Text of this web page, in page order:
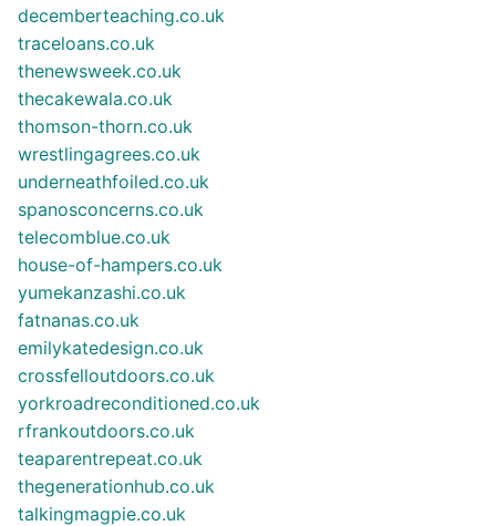
decemberteaching.co.uk
traceloans.co.uk
thenewsweek.co.uk
thecakewala.co.uk
thomson-thorn.co.uk
wrestlingagrees.co.uk
underneathfoiled.co.uk
spanosconcerns.co.uk
telecomblue.co.uk
house-of-hampers.co.uk
yumekanzashi.co.uk
fatnanas.co.uk
emilykatedesign.co.uk
crossfelloutdoors.co.uk
yorkroadreconditioned.co.uk
rfrankoutdoors.co.uk
teaparentrepeat.co.uk
thegenerationhub.co.uk
talkingmagpie.co.uk